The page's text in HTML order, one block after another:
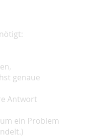
genaue
Antwort
ein Problem